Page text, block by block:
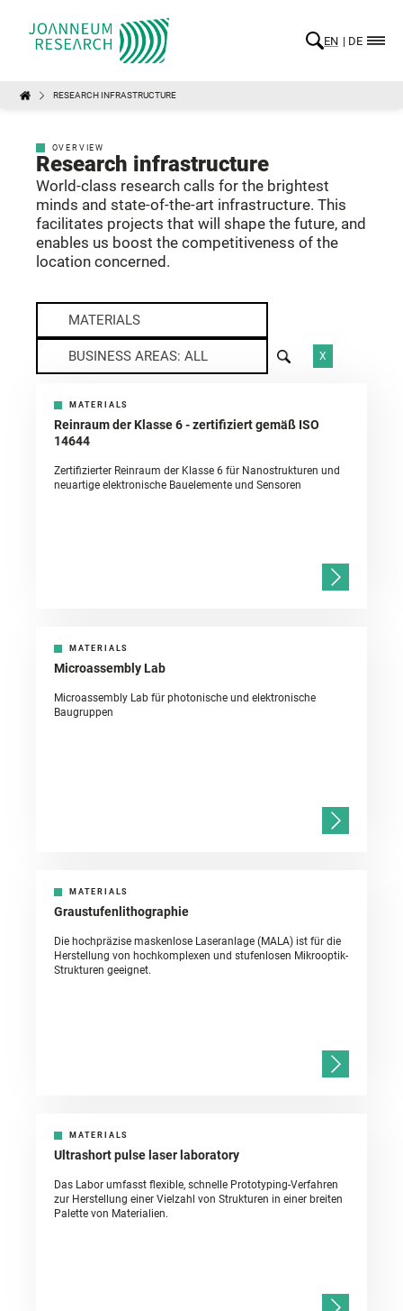
EN DE
RESEARCH INFRASTRUCTURE
OVERVIEW
Research infrastructure
World-class research calls for the brightest
minds and state-of-the-art infrastructure. This
facilitates projects that will shape the future, and
enables us boost the competitiveness of the
location concerned.
MATERIALS
BUSINESS AREAS: ALL X
MATERIALS
Reinraum der Klasse 6 - zertifiziert gemäß ISO
14644
Zertifizierter Reinraum der Klasse 6 für Nanostrukturen und
neuartige elektronische Bauelemente und Sensoren
MATERIALS
Microassembly Lab
Microassembly Lab für photonische und elektronische
Baugruppen
MATERIALS
Graustufenlithographie
Die hochpräzise maskenlose Laseranlage (MALA) ist für die
Herstellung von hochkomplexen und stufenlosen Mikrooptik-
Strukturen geeignet.
MATERIALS
Ultrashort pulse laser laboratory
Das Labor umfasst flexible, schnelle Prototyping-Verfahren
zur Herstellung einer Vielzahl von Strukturen in einer breiten
Palette von Materialien.